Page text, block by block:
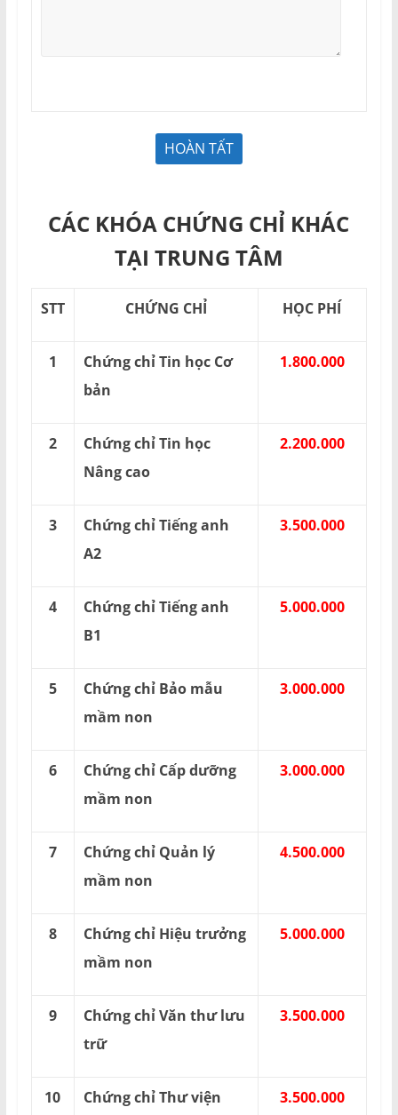
CÁC KHÓA CHỨNG CHỈ KHÁC
TẠI TRUNG TÂM
STT CHỨNG CHỈ HỌC PHÍ
1
Chứng chỉ Tin học Cơ
bản
1.800.000
2
Chứng chỉ Tin học
Nâng cao
2.200.000
3
Chứng chỉ Tiếng anh
A2
3.500.000
4
Chứng chỉ Tiếng anh
B1
5.000.000
5
Chứng chỉ Bảo mẫu
mầm non
3.000.000
6
Chứng chỉ Cấp dưỡng
mầm non
3.000.000
7
Chứng chỉ Quản lý
mầm non
4.500.000
8
Chứng chỉ Hiệu trưởng
mầm non
5.000.000
9
Chứng chỉ Văn thư lưu
trữ
3.500.000
10
Chứng chỉ Thư viện
3.500.000